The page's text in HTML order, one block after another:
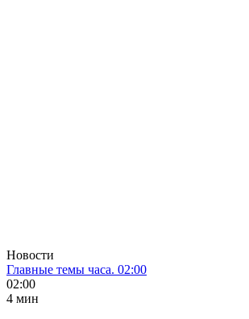
Новости
Главные темы часа. 02:00
02:00
4 мин